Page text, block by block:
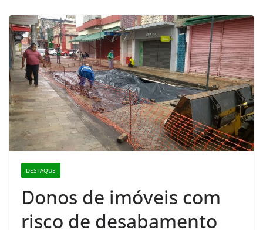
DESTAQUE
Donos de imóveis com
risco de desabamento